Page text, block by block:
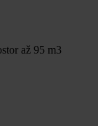
až 95 m3